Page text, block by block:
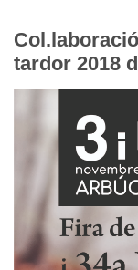
tardor 2018